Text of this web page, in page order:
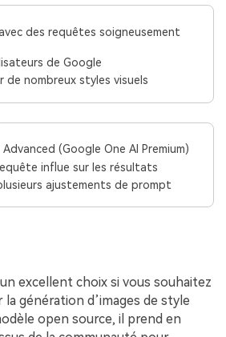
des requêtes soigneusement
de Google
de nombreux styles visuels
(Google One AI Premium)
influe sur les résultats
ajustements de prompt
excellent choix si vous souhaitez
génération d’images de style
open source, il prend en